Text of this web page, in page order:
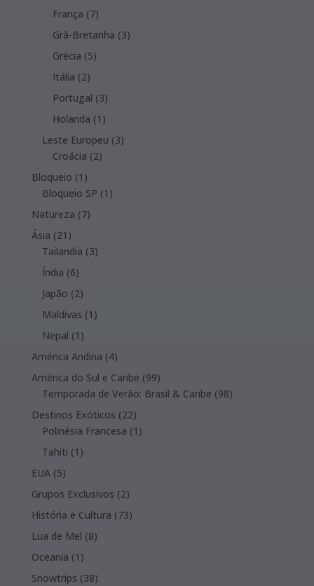
product
França 77
products
Grã-Bretanha 33
Grécia 55
Itália 22
products
Portugal 33
products
Holanda 1 1
product
Leste Europeu 33
Croácia 22
Bloqueio 1 1
product
Bloqueio SP 1 1
Natureza 77
Ásia 21 21
products
Tailandia 33
Índia 66
products
Japão 22
products
Maldivas 1 1
Nepal 1 1
product
América Andina 44
products
América do Sul e Caribe 9999
products
Temporada de Verão: Brasil & Caribe 9898
Destinos Exóticos 2222
products
Polinésia Francesa 1 1
Tahiti 1 1
EUA 55
products
Grupos Exclusivos 22
products
História e Cultura 7373
Lua de Mel 88
Oceania 1 1
product
Snowtrips 3838